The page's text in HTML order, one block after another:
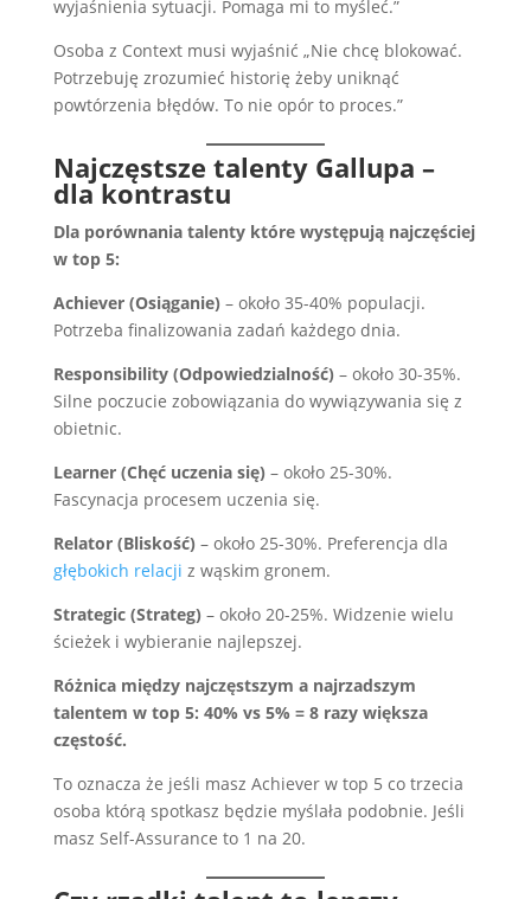
wyjaśnienia sytuacji. Pomaga mi to myśleć.”
Osoba z Context musi wyjaśnić „Nie chcę blokować.
Potrzebuję zrozumieć historię żeby uniknąć
powtórzenia błędów. To nie opór to proces.”
Najczęstsze talenty Gallupa –
dla kontrastu
Dla porównania talenty które występują najczęściej
w top 5:
Achiever (Osiąganie) – około 35-40% populacji.
Potrzeba finalizowania zadań każdego dnia.
Responsibility (Odpowiedzialność) – około 30-35%.
Silne poczucie zobowiązania do wywiązywania się z
obietnic.
Learner (Chęć uczenia się) – około 25-30%.
Fascynacja procesem uczenia się.
Relator (Bliskość) – około 25-30%. Preferencja dla
głębokich relacji z wąskim gronem.
Strategic (Strateg) – około 20-25%. Widzenie wielu
ścieżek i wybieranie najlepszej.
Różnica między najczęstszym a najrzadszym
talentem w top 5: 40% vs 5% = 8 razy większa
częstość.
To oznacza że jeśli masz Achiever w top 5 co trzecia
osoba którą spotkasz będzie myślała podobnie. Jeśli
masz Self-Assurance to 1 na 20.